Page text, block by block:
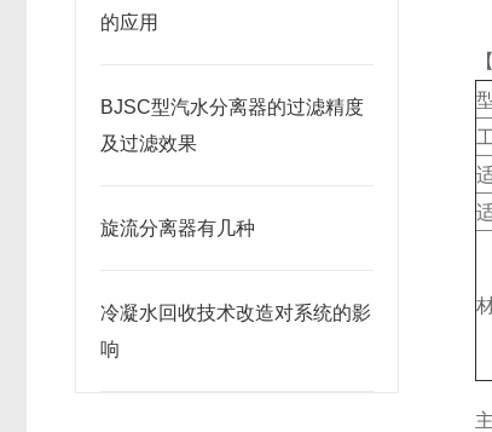
的应用
BJSC型汽水分离器的过滤精度
及过滤效果
旋流分离器有几种
冷凝水回收技术改造对系统的影
响